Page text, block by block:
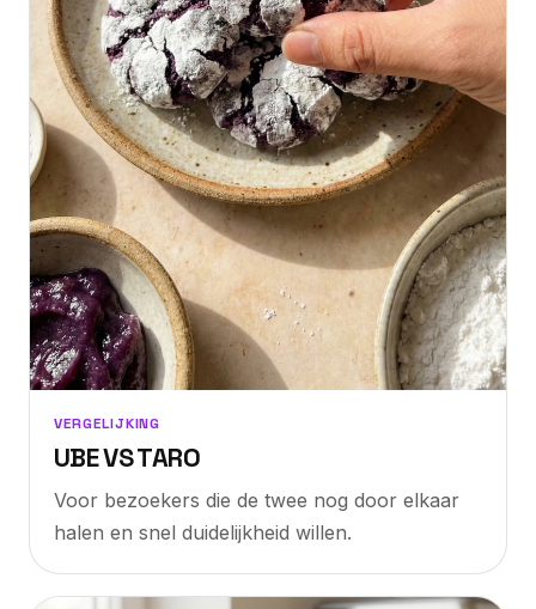
VERGELIJKING
UBE VS TARO
Voor bezoekers die de twee nog door elkaar
halen en snel duidelijkheid willen.